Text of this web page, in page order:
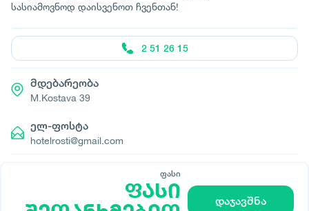
სასიამოვნოდ დაისვენოთ ჩვენთან!
ფასი
ფასი
დაჯავშნა
2 51 26 15
მდებარეობა
M.Kostava 39
ელ-ფოსტა
hotelrosti@gmail.com